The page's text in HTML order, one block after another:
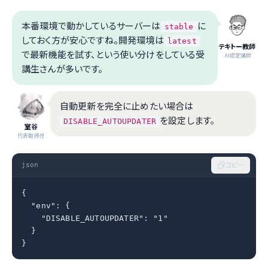
テキトー教師
.AI認定講師
本番環境で動かしているサーバーは stable
に
しておく方が安心ですね。開発環境は latest
で最新機能を試す、という使い分けをしている受
講生さんが多いです。
室谷
代表取締役
自動更新を完全に止めたい場合は
DISABLE_AUTOUPDATER を設定します。
json コピー
{
  "env": {
    "DISABLE_AUTOUPDATER": "1"
  }
}